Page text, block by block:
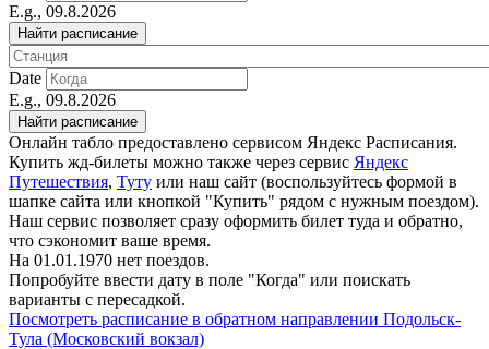
E.g., 09.8.2026
Date
E.g., 09.8.2026
Онлайн табло предоставлено сервисом Яндекс Расписания.
Купить жд-билеты можно также через сервис Яндекс
Путешествия, Туту или наш сайт (воспользуйтесь формой в
шапке сайта или кнопкой "Купить" рядом с нужным поездом).
Наш сервис позволяет сразу оформить билет туда и обратно,
что сэкономит ваше время.
На 01.01.1970 нет поездов.
Попробуйте ввести дату в поле "Когда" или поискать
варианты с пересадкой.
Посмотреть расписание в обратном направлении Подольск-
Тула (Московский вокзал)